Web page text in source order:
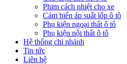
Phim cách nhiệt cho xe
Cảm biến áp suất lốp ô tô
Phụ kiện ngoại thất ô tô
Phụ kiện nội thất ô tô
Hệ thống chi nhánh
Tin tức
Liên hệ